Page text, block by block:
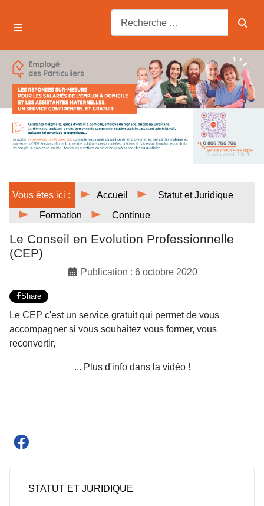
Vous êtes ici : Accueil
Statut et Juridique
Formation
Continue
Le Conseil en Evolution Professionnelle
(CEP)
Publication : 6 octobre 2020
Share
Le CEP c'est un service gratuit qui permet de vous
accompagner si vous souhaitez vous former, vous
reconvertir,
... Plus d'info dans la vidéo !
STATUT ET JURIDIQUE